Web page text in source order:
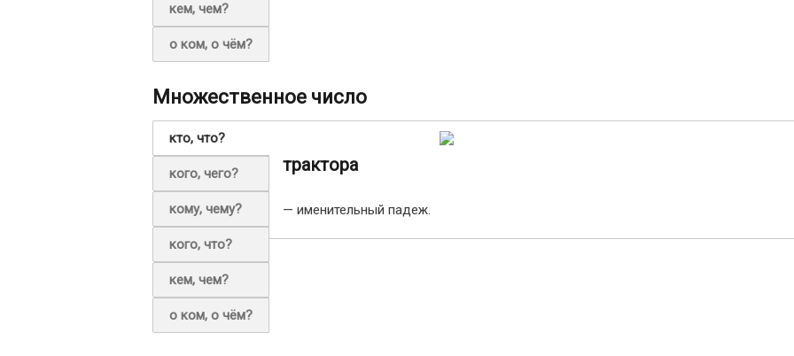
кем, чем?
о ком, о чём?
Множественное число
кто, что?
кого, чего?
кому, чему?
кого, что?
кем, чем?
о ком, о чём?
трактора
— именительный падеж.